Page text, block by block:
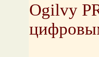
Ogilvy